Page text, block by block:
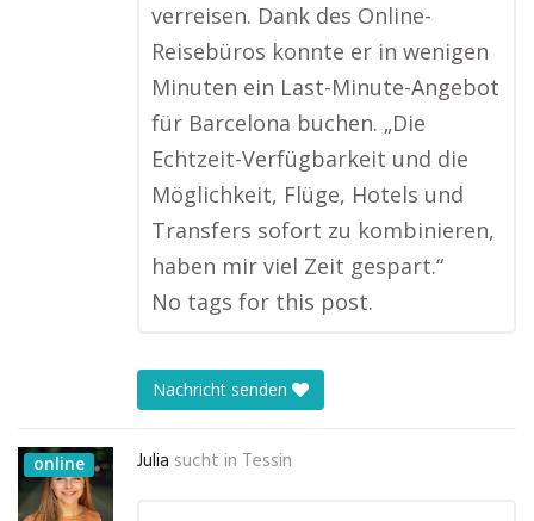
verreisen. Dank des Online-
Reisebüros konnte er in wenigen
Minuten ein Last-Minute-Angebot
für Barcelona buchen. „Die
Echtzeit-Verfügbarkeit und die
Möglichkeit, Flüge, Hotels und
Transfers sofort zu kombinieren,
haben mir viel Zeit gespart.“
No tags for this post.
Nachricht senden
online Julia sucht in Tessin